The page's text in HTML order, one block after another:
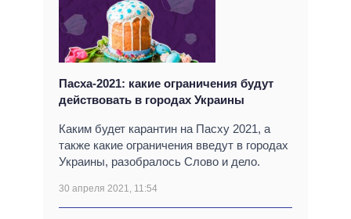
Пасха-2021: какие ограничения будут
действовать в городах Украины
Каким будет карантин на Пасху 2021, а
также какие ограничения введут в городах
Украины, разобралось Слово и дело.
30 апреля 2021, 11:54